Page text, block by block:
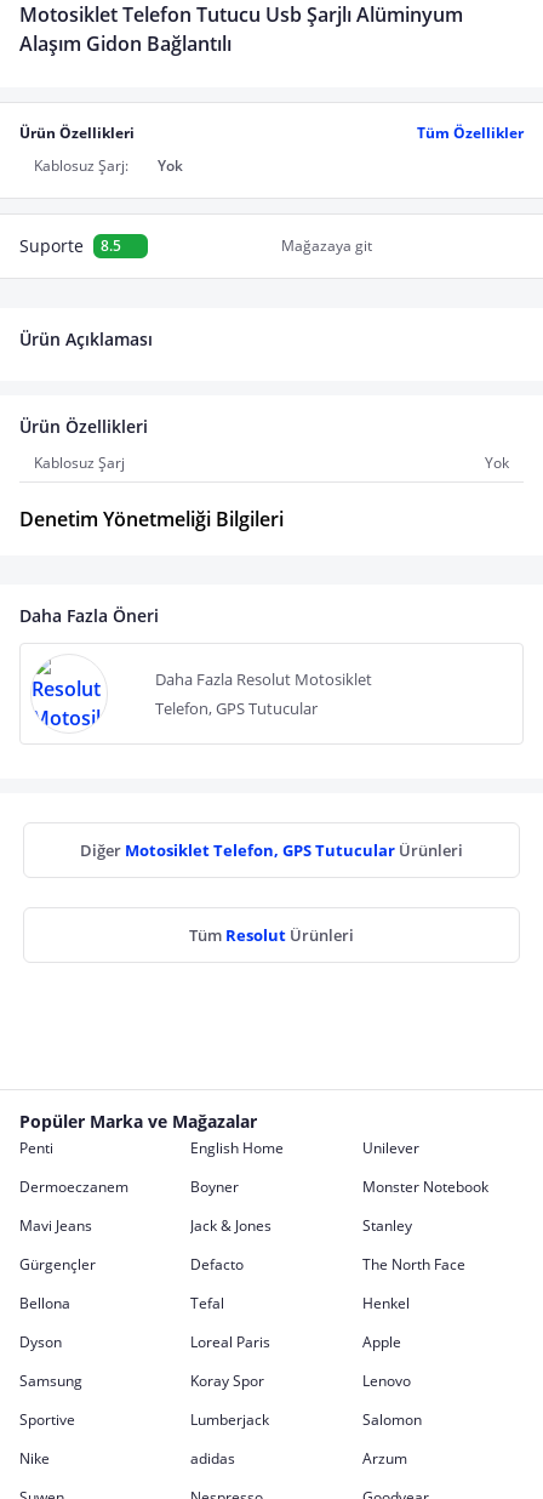
Motosiklet Telefon Tutucu Usb Şarjlı Alüminyum
Alaşım Gidon Bağlantılı
Ürün Özellikleri
Tüm Özellikler
Kablosuz Şarj:
Yok
Suporte 8.5 Mağazaya git
Ürün Açıklaması
Ürün Özellikleri
Kablosuz Şarj Yok
Denetim Yönetmeliği Bilgileri
Daha Fazla Öneri
Daha Fazla Resolut Motosiklet
Telefon, GPS Tutucular
Diğer Motosiklet Telefon, GPS Tutucular Ürünleri
Tüm Resolut Ürünleri
Popüler Marka ve Mağazalar
Penti English Home
Unilever
Dermoeczanem
Boyner
Monster Notebook
Mavi Jeans
Jack & Jones
Stanley
Gürgençler
Defacto
The North Face
Bellona
Tefal
Henkel
Dyson
Loreal Paris
Apple
Samsung
Koray Spor
Lenovo
Sportive
Lumberjack
Salomon
Nike
adidas
Arzum